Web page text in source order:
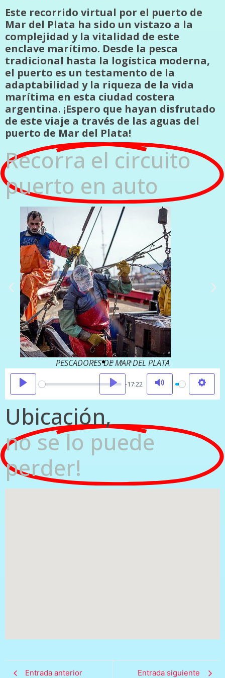
Este recorrido virtual por el puerto de
Mar del Plata ha sido un vistazo a la
complejidad y la vitalidad de este
enclave marítimo. Desde la pesca
tradicional hasta la logística moderna,
el puerto es un testamento de la
adaptabilidad y la riqueza de la vida
marítima en esta ciudad costera
argentina. ¡Espero que hayan disfrutado
de este viaje a través de las aguas del
puerto de Mar del Plata!
Recorra el circuito
puerto en auto
PESCADORES DE MAR DEL PLATA
-17:22
Play
Ubicación,
no se lo puede
perder!
Entrada anterior Entrada siguiente